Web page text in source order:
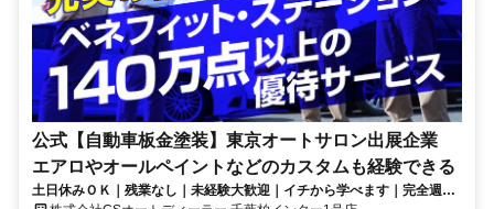
公式【自動車板金塗装】東京オートサロン出展企業
エアロやオールペイントなどのカスタムも経験できる
土日休みＯＫ｜残業なし｜未経験大歓迎｜イチから学べます｜完全週休